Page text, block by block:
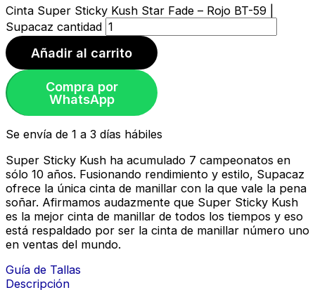
Cinta Super Sticky Kush Star Fade – Rojo BT-59 |
Supacaz cantidad
Añadir al carrito
Compra por
WhatsApp
Se envía de 1 a 3 días hábiles
Super Sticky Kush ha acumulado 7 campeonatos en
sólo 10 años. Fusionando rendimiento y estilo, Supacaz
ofrece la única cinta de manillar con la que vale la pena
soñar. Afirmamos audazmente que Super Sticky Kush
es la mejor cinta de manillar de todos los tiempos y eso
está respaldado por ser la cinta de manillar número uno
en ventas del mundo.
Guía de Tallas
Descripción